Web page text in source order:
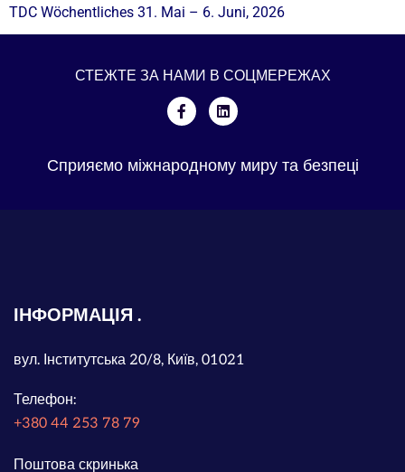
TDC Wöchentliches 31. Mai – 6. Juni, 2026
СТЕЖТЕ ЗА НАМИ В СОЦМЕРЕЖАХ
Сприяємо міжнародному миру та безпеці
ІНФОРМАЦІЯ
вул. Інститутська 20/8, Київ, 01021
Телефон:
+380 44 253 78 79
Поштова скринька